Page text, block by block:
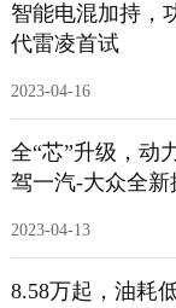
智能电混加持，
代雷凌首试
2023-04-16
全“芯”升级，动
驾一汽-大众全新
2023-04-13
8.58万起，油耗